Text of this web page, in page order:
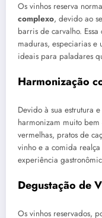
Os vinhos reserva
complexo, devido ao
barris de carvalho.
maduras, especiarias e
ideais para paladares
Harmonização
Devido à sua estrutura
harmonizam muito
vermelhas, pratos de
vinho e a comida
experiência
Degustação de
Os vinhos reservados,